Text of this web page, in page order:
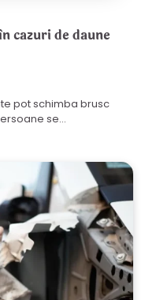
cazuri de daune
pot schimba brusc
se…